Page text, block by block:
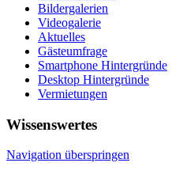
Bildergalerien
Videogalerie
Aktuelles
Gästeumfrage
Smartphone Hintergründe
Desktop Hintergründe
Vermietungen
Wissenswertes
Navigation überspringen